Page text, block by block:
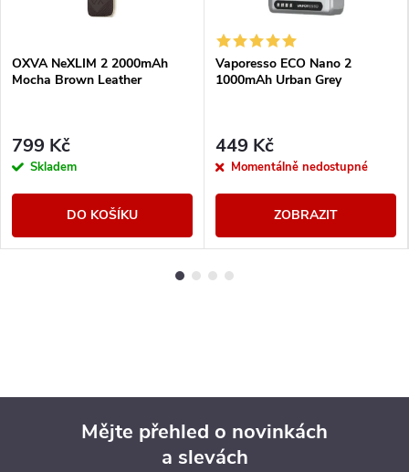
OXVA NeXLIM 2 2000mAh
Mocha Brown Leather
799 Kč
Skladem
DO KOŠÍKU
Vaporesso ECO Nano 2
1000mAh Urban Grey
449 Kč
Momentálně nedostupné
ZOBRAZIT
Mějte přehled o novinkách
a slevách